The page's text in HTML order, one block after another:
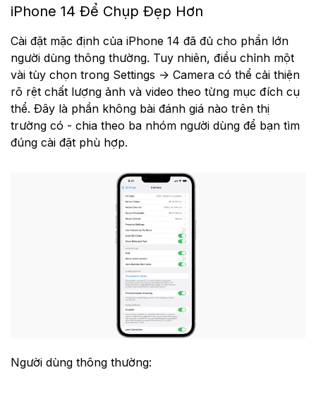
iPhone 14 Để Chụp Đẹp Hơn
Cài đặt mặc định của iPhone 14 đã đủ cho phần lớn
người dùng thông thường. Tuy nhiên, điều chỉnh một
vài tùy chọn trong Settings → Camera có thể cải thiện
rõ rệt chất lượng ảnh và video theo từng mục đích cụ
thể. Đây là phần không bài đánh giá nào trên thị
trường có - chia theo ba nhóm người dùng để bạn tìm
đúng cài đặt phù hợp.
Người dùng thông thường: